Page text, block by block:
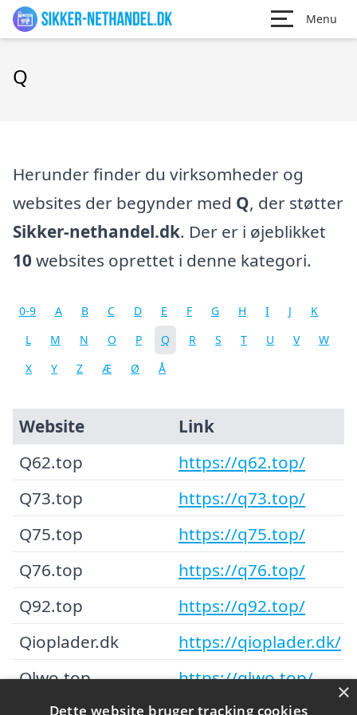
Menu
Q
Herunder finder du virksomheder og
websites der begynder med Q, der støtter
Sikker-nethandel.dk. Der er i øjeblikket
10 websites oprettet i denne kategori.
0-9 A B C D E F G H I J
K
L
M N O P Q R S T U V
W
X
Y Z Æ Ø Å
Website
Link
Q62.top
https://q62.top/
Q73.top
https://q73.top/
Q75.top
https://q75.top/
Q76.top
https://q76.top/
Q92.top
https://q92.top/
Qioplader.dk
https://qioplader.dk/
Qlwo.top
https://qlwo.top/
×
Dette website bruger tracking cookies